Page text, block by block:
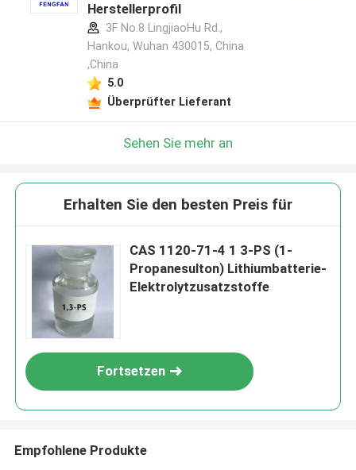
Herstellerprofil
3F No.8 LingjiaoHu Rd.,
Hankou, Wuhan 430015, China
,China
5.0
Überprüfter Lieferant
Sehen Sie mehr an
Erhalten Sie den besten Preis für
CAS 1120-71-4 1 3-PS (1-
Propanesulton) Lithiumbatterie-
Elektrolytzusatzstoffe
Fortsetzen
Empfohlene Produkte